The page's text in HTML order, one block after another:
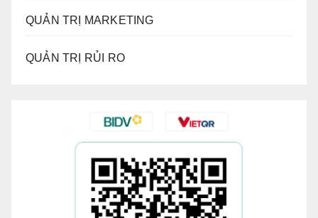
QUẢN TRỊ MARKETING
QUẢN TRỊ RỦI RO